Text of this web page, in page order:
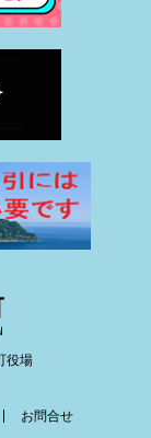
役場
お問合せ